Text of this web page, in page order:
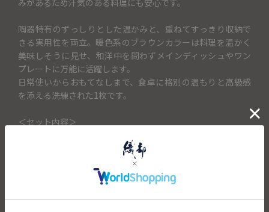
陶器特有のずっしりとした温かみと、重ねてすっきり収納で
きる実用性を両立。暖色系のブラウンカラーは料理を温かく
美味しそうに見せ、和洋中を問わずメインディッシュやワン
プレートに万能に活躍します。
日常使いからおもてなしまで、食卓に格別の温もりと高級感
を添える洗練された1枚です。
＜セット内容＞
仕様